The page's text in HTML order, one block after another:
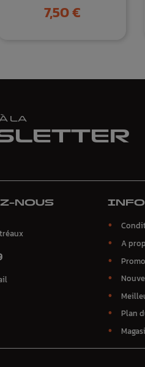
Prix
7,50 €
LA
NOUS
A
Plan